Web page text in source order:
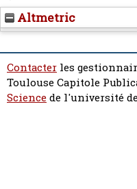
Altmetric
Contacter les
Toulouse Capitole
Sciencede l'université